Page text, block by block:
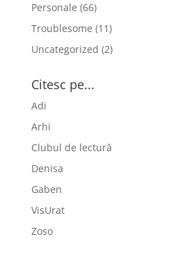
Personale (66)
Troublesome (11)
Uncategorized (2)
Citesc pe...
Adi
Arhi
Clubul de lectură
Denisa
Gaben
VisUrat
Zoso